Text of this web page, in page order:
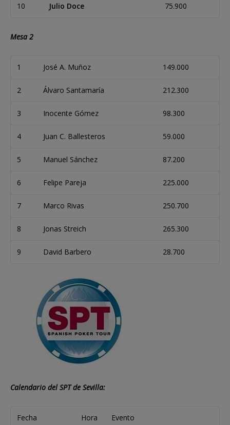
10 Julio Doce 75.900
Mesa 2
1 José A. Muñoz 149.000
2 Álvaro Santamaría 212.300
3 Inocente Gómez 98.300
4 Juan C. Ballesteros 59.000
5 Manuel Sánchez 87.200
6 Felipe Pareja 225.000
7 Marco Rivas 250.700
8 Jonas Streich 265.300
9 David Barbero 28.700
Calendario del SPT de Sevilla:
Fecha Hora Evento